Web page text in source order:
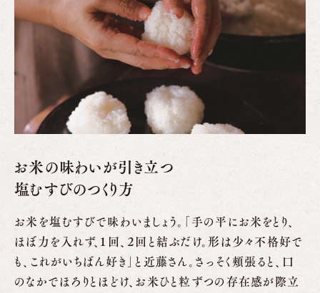
お米の味わいが引き立つ
塩むすびのつくり方
お米を塩むすびで味わいましょう。「手の平にお米をとり、
ほぼ力を入れず、１回、２回と結ぶだけ。形は少々不格好で
も、これがいちばん好き」と近藤さん。さっそく頰張ると、口
のなかでほろりとほどけ、お米ひと粒ずつの存在感が際立